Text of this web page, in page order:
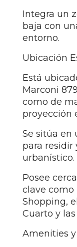
Integra un
baja con
entorno.
Ubicación
Está
Marconi
como de
proyección
Se sitúa en
para residir
urbanístico.
Posee
clave como
Shopping,
Cuarto y
Amenities y